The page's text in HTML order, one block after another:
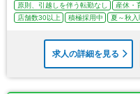
原則、引越しを伴う転勤なし
産休・
店舗数30以上
積極採用中 夏～秋入
求人の詳細を見る